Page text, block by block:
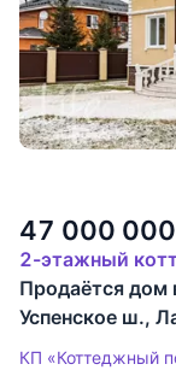
47 000 000
2-этажный
Продаётся
Успенское ш.,
КП «Коттеджный